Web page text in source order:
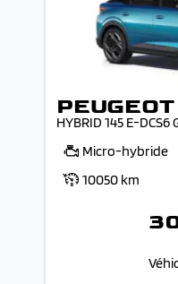
HYBRID 145 E-DCS6
Micro-hybride
10050 km